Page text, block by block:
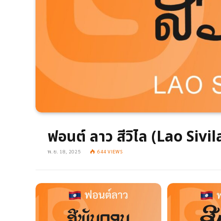
ฟอนต์ ลาว สีวิไล (Lao
พ.ย. 18, 2025 644VIEWS